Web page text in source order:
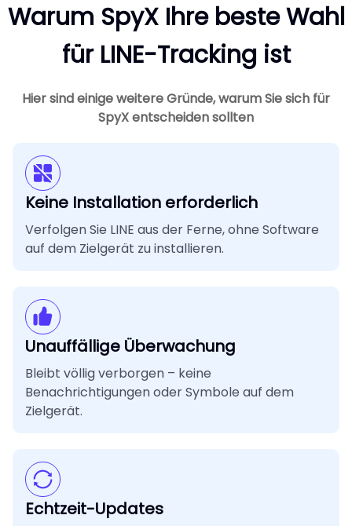
Warum SpyX Ihre beste Wahl
für LINE-Tracking ist
Hier sind einige weitere Gründe, warum Sie sich für
SpyX entscheiden sollten
Keine Installation erforderlich
Verfolgen Sie LINE aus der Ferne, ohne Software
auf dem Zielgerät zu installieren.
Unauffällige Überwachung
Bleibt völlig verborgen – keine
Benachrichtigungen oder Symbole auf dem
Zielgerät.
Echtzeit-Updates